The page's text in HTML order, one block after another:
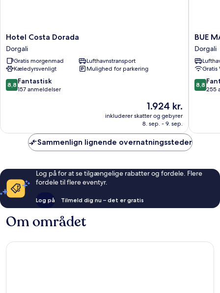
Hotel
Costa
Dorada
Dorgali
Hotel Costa Dorada
Dorgali
Gratis morgenmad
Lufthavnstransport
Kæledyrsvenligt
Mulighed for parkering
8.8
ud
anmeldelser
8,8 Fantastisk
157 anmeldelser
Prisen
er
1.924 kr.
1.924 kr.
inkluderer skatter og gebyrer
8. sep. - 9. sep.
BUE
HOTEL
&
BAR
Dorgali
BUE
Dorgali
Gratis
8.8
ud
8,8
255
Sammenlign lignende overnatningssteder
Log på for at se tilgængelige rabatter og fordele. Flere
fordele til flere eventyr.
Log på Tilmeld dig nu – det er gratis
Om området